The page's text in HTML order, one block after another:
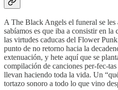
A The Black Angels el funeral se les
sabíamos es que iba a consistir en la
las virtudes caducas del Flower
punto de no retorno hacia la
extenuación, y hete aquí que se
compilación de canciones per-fec-
llevan haciendo toda la vida. Un
tortazo sonoro a todo lo que vino